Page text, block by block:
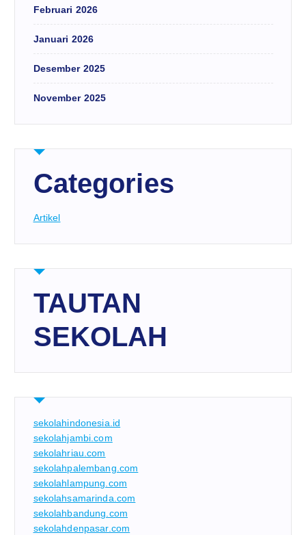
Februari 2026
Januari 2026
Desember 2025
November 2025
Categories
Artikel
TAUTAN
SEKOLAH
sekolahindonesia.id
sekolahjambi.com
sekolahriau.com
sekolahpalembang.com
sekolahlampung.com
sekolahsamarinda.com
sekolahbandung.com
sekolahdenpasar.com